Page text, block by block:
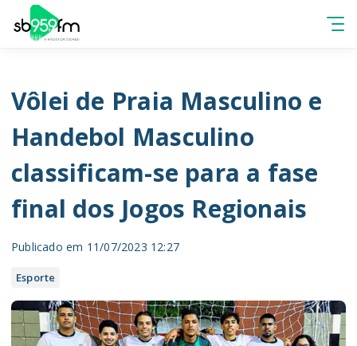
Vôlei de Praia Masculino e
Handebol Masculino
classificam-se para a fase
final dos Jogos Regionais
Publicado em 11/07/2023 12:27
Esporte